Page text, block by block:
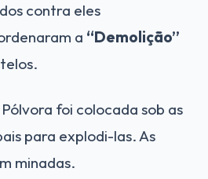
contra eles
a “Demolição”
Pólvora foi colocada sob as
para explodi-las. As
minadas.